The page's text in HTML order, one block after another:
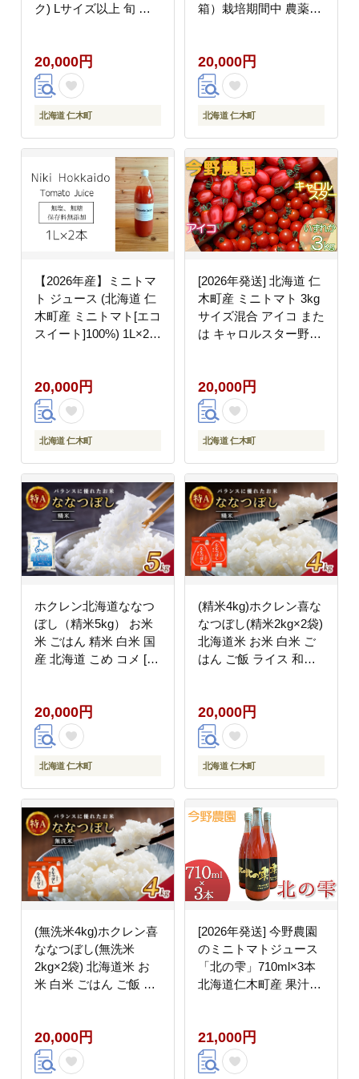
ク) Lサイズ以上 旬 桜
果物類 仁木町 仁木 [松
山商店]
20,000円
北海道 仁木町
箱）栽培期間中 農薬・
野菜 北海道 仁木町 [ア
イコファーム]
20,000円
北海道 仁木町
【2026年産】ミニトマ
ト ジュース (北海道 仁
木町産 ミニトマト[エコ
スイート]100%) 1L×2本
薬・化学肥料不使用 】
野菜飲料 ジュース トマ
ト [Farm Watanabe]
20,000円
北海道 仁木町
[2026年発送] 北海道 仁
木町産 ミニトマト 3kg
サイズ混合 アイコ また
は キャロルスター野菜
20,000円
北海道 仁木町
ホクレン北海道ななつ
ぼし（精米5kg） お米
米 ごはん 精米 白米 国
産 北海道 こめ コメ [JA
20,000円
北海道 仁木町
(精米4kg)ホクレン喜な
なつぼし(精米2kg×2袋)
北海道米 お米 白米 ご
はん ご飯 ライス 和食
かな甘み つややか 特A
[JA新おたる]
20,000円
北海道 仁木町
(無洗米4kg)ホクレン喜
ななつぼし(無洗米
2kg×2袋) 北海道米 お
米 白米 ごはん ご飯 ラ
ど良い粘り 豊かな甘み
つややか 特A [JA新お
たる]
20,000円
[2026年発送] 今野農園
のミニトマトジュース
「北の雫」710ml×3本
北海道仁木町産 果汁飲
[今野農園]
21,000円